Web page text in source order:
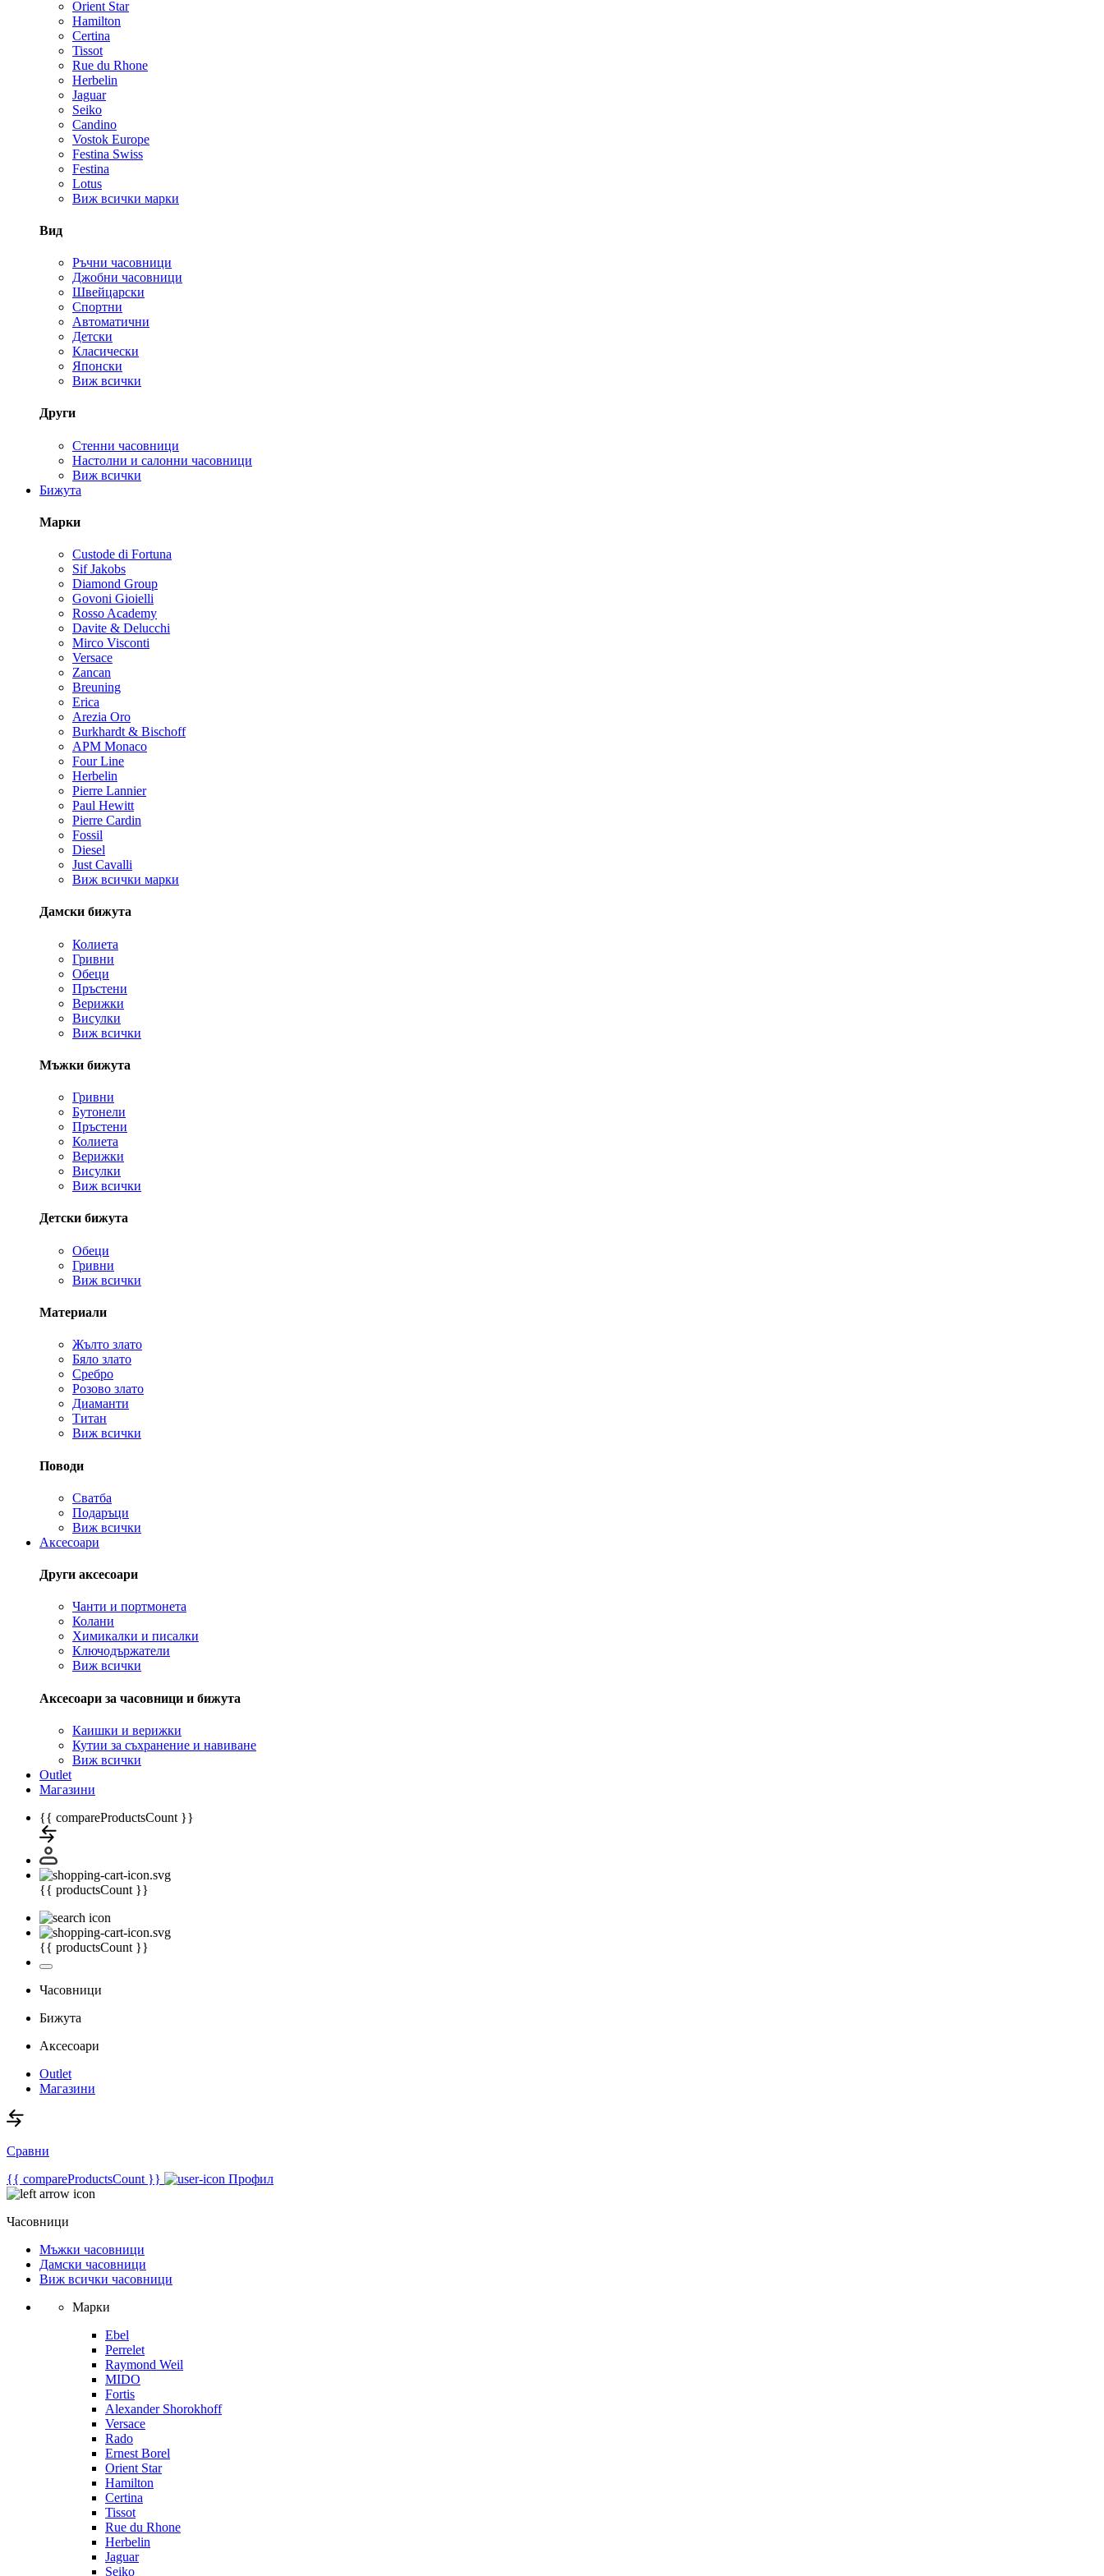
Orient Star
Hamilton
Certina
Tissot
Rue du Rhone
Herbelin
Jaguar
Seiko
Candino
Vostok Europe
Festina Swiss
Festina
Lotus
Виж всички марки
Вид
Ръчни часовници
Джобни часовници
Швейцарски
Спортни
Автоматични
Детски
Класически
Японски
Виж всички
Други
Стенни часовници
Настолни и салонни часовници
Виж всички
Бижута
Марки
Custode di Fortuna
Sif Jakobs
Diamond Group
Govoni Gioielli
Rosso Academy
Davite & Delucchi
Mirco Visconti
Versace
Zancan
Breuning
Erica
Arezia Oro
Burkhardt & Bischoff
APM Monaco
Four Line
Herbelin
Pierre Lannier
Paul Hewitt
Pierre Cardin
Fossil
Diesel
Just Cavalli
Виж всички марки
Дамски бижута
Колиета
Гривни
Обеци
Пръстени
Верижки
Висулки
Виж всички
Мъжки бижута
Гривни
Бутонели
Пръстени
Колиета
Верижки
Висулки
Виж всички
Детски бижута
Обеци
Гривни
Виж всички
Материали
Жълто злато
Бяло злато
Сребро
Розово злато
Диаманти
Титан
Виж всички
Поводи
Сватба
Подаръци
Виж всички
Аксесоари
Други аксесоари
Чанти и портмонета
Колани
Химикалки и писалки
Ключодържатели
Виж всички
Аксесоари за часовници и бижута
Каишки и верижки
Кутии за съхранение и навиване
Виж всички
Outlet
Магазини
{{ compareProductsCount }}
{{ productsCount }}
{{ productsCount }}
Часовници
Бижута
Аксесоари
Outlet
Магазини
Сравни
{{ compareProductsCount }}
Профил
Часовници
Мъжки часовници
Дамски часовници
Виж всички часовници
Марки
Ebel
Perrelet
Raymond Weil
MIDO
Fortis
Alexander Shorokhoff
Versace
Rado
Ernest Borel
Orient Star
Hamilton
Certina
Tissot
Rue du Rhone
Herbelin
Jaguar
Seiko